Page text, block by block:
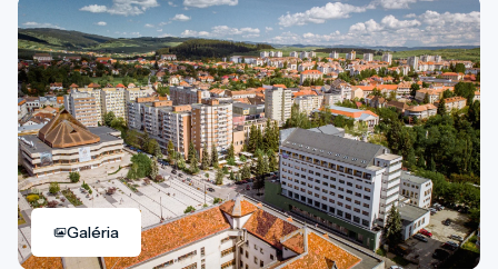
Galéria